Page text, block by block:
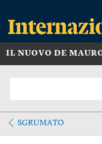
IL NUOVO DE
SGRUMATO